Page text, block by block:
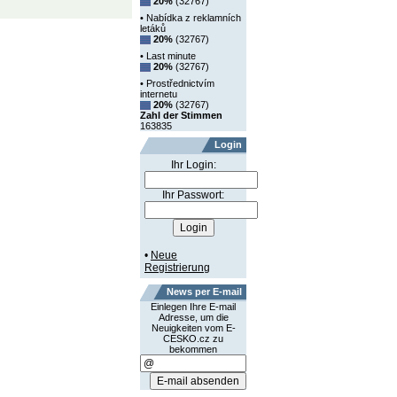
• Nabídka z reklamních
letáků
20% (32767)
• Last minute
20% (32767)
• Prostřednictvím
internetu
20% (32767)
Zahl der Stimmen
163835
Login
Ihr Login:
Ihr Passwort:
• Neue
Registrierung
News per E-mail
Einlegen Ihre E-mail
Adresse, um die
Neuigkeiten vom E-
CESKO.cz zu
bekommen